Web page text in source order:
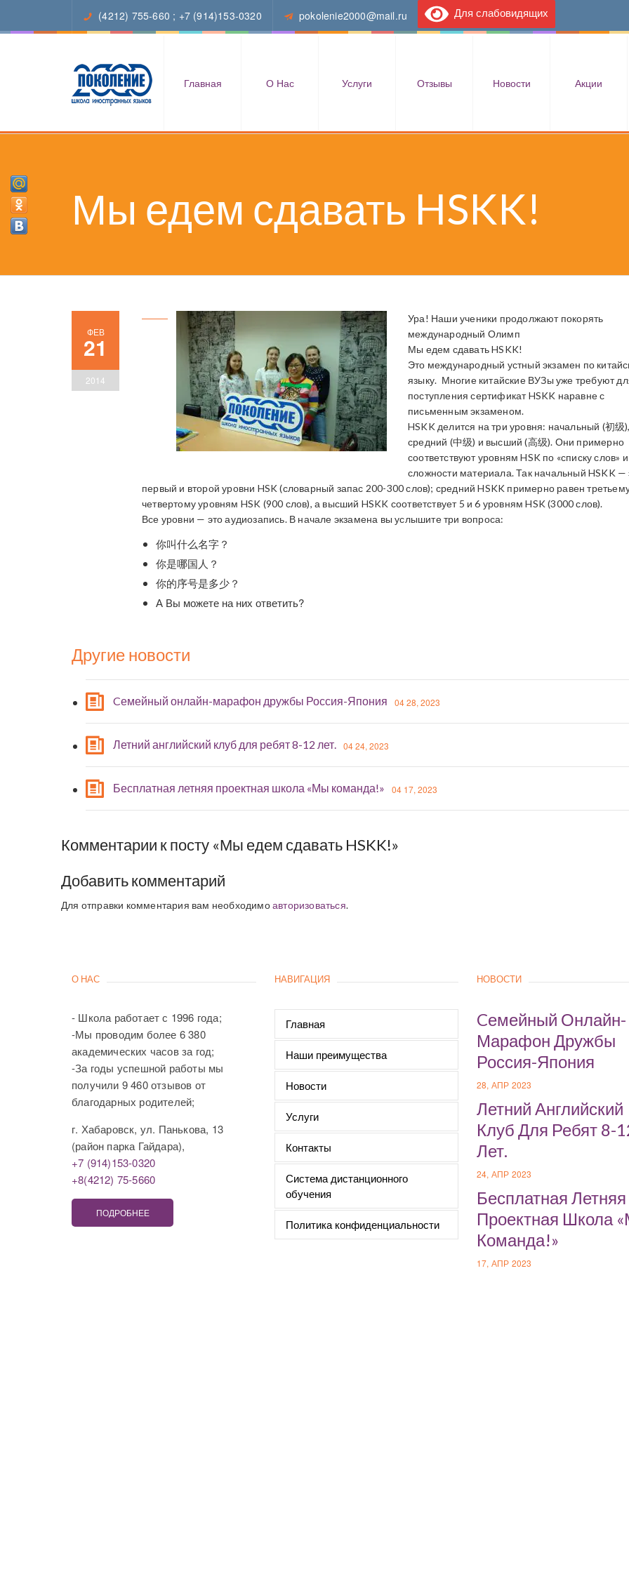
(4212) 755-660 ; +7 (914)153-0320 pokolenie2000@mail.ru Для слабовидящих
Главная О Нас Услуги Отзывы Новости Акции
Мы едем сдавать HSKK!
ФЕВ
21
2014
Ура! Наши ученики продолжают покорять
международный Олимп
Мы едем сдавать HSKK!
Это международный устный экзамен по
языку. Многие китайские ВУЗы уже требуют
поступления сертификат HSKK наравне с
письменным экзаменом.
HSKK делится на три уровня: начальный (初级),
средний (中级) и высший (高级). Они примерно
соответствуют уровням HSK по «списку слов» и
сложности материала. Так начальный HSKK —
первый и второй уровни HSK (словарный запас 200-300 слов); средний HSKK примерно равен
четвертому уровням HSK (900 слов), а высший HSKK соответствует 5 и 6 уровням HSK (3000 слов).
Все уровни — это аудиозапись. В начале экзамена вы услышите три вопроса:
你叫什么名字？
你是哪国人？
你的序号是多少？
А Вы можете на них ответить?
Другие новости
Cемейный онлайн-марафон дружбы Россия-Япония 04 28, 2023
Летний английский клуб для ребят 8-12 лет. 04 24, 2023
Бесплатная летняя проектная школа «Мы команда!» 04 17, 2023
Комментарии к посту «Мы едем сдавать HSKK!»
Добавить комментарий
Для отправки комментария вам необходимоавторизоваться.
О НАС
- Школа работает с 1996 года;
-Мы проводим более 6 380
академических часов за год;
-За годы успешной работы мы
получили 9 460 отзывов от
благодарных родителей;
г. Хабаровск, ул. Панькова, 13
(район парка Гайдара),
+7 (914)153-0320
+8(4212) 75-5660
ПОДРОБНЕЕ
НАВИГАЦИЯ
Главная
Наши преимущества
Новости
Услуги
Контакты
Система дистанционного
обучения
Политика конфиденциальности
НОВОСТИ
Cемейный Онлайн-
Марафон Дружбы
Россия-Япония
28, АПР 2023
Летний Английский
Клуб Для Ребят 8-
Лет.
24, АПР 2023
Бесплатная Летняя
Проектная Школа
Команда!»
17, АПР 2023